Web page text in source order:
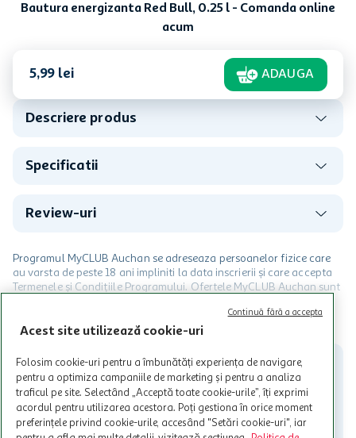
Bautura energizanta Red Bull, 0.25 l - Comanda online
acum
5,99 lei ADAUGA
Descriere produs
Specificatii
Review-uri
Programul MyCLUB Auchan se adreseaza persoanelor fizice care
au varsta de peste 18 ani impliniti la data inscrierii și care accepta
Termenele și Condițiile Programului. Ofertele MyCLUB Auchan sunt
limita a 12 unitati / card client o singura data in perioada promotiei.
Cardul poate fi utilizat doar in legatura cu magazinele Auchan
nu poate fi utilizat in legatura cu alti comercianți sau pentru alte
activitati in afara celor mentionate in Termene si Conditii. Auchan
nu raspunde pentru imposibilitatea utilizarii Cardului in perioada in
care aceste este suspendat sau in perioada in care sunt efectuate
intretineri sau reparatii tehnice la sistemul de utilizarea al Cardului.
CITESTE MAI MULT
Acest site utilizează cookie-uri
Folosim cookie-uri pentru a îmbunătăți experiența de navigare,
pentru a optimiza campaniile de marketing și pentru a analiza
traficul pe site. Selectând „Acceptă toate cookie-urile”, îți exprimi
acordul pentru utilizarea acestora. Poți gestiona în orice moment
preferințele privind cookie-urile, accesând "Setări cookie-uri", iar
Continuă fără a accepta